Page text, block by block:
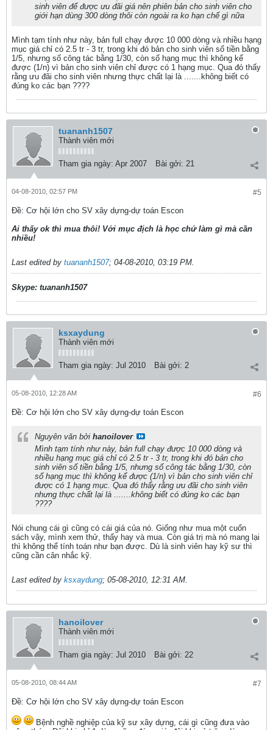
sinh viên để được ưu đãi giá nên phiên bản cho sinh viên cho
giới hạn dùng 300 dòng thôi còn ngoài ra ko hạn chế gì nữa
Mình tạm tính như này, bản full chạy được 10 000 dòng và nhiều hạng
mục giá chỉ có 2.5 tr - 3 tr, trong khi đó bản cho sinh viên số tiền bằng
1/5, nhưng số công tác bằng 1/30, còn số hạng mục thì không kể
được (1/n) vì bản cho sinh viên chỉ được có 1 hạng mục. Qua đó thấy
rằng ưu đãi cho sinh viên nhưng thực chất lại là .......không biết có
đúng ko các bạn ????
tuananh1507
Thành viên mới
Tham gia ngày: Apr 2007 Bài gởi: 21
#5
04-08-2010, 02:57 PM
Ðề: Cơ hội lớn cho SV xây dựng-dự toán Escon
Ai thấy ok thì mua thôi! Với mục địch là học chứ làm gì mà cần
nhiều!
Last edited by tuananh1507; 04-08-2010, 03:19 PM.
Skype: tuananh1507
ksxaydung
Thành viên mới
Tham gia ngày: Jul 2010 Bài gởi: 2
#6
05-08-2010, 12:28 AM
Ðề: Cơ hội lớn cho SV xây dựng-dự toán Escon
Nguyên văn bởi hanoilover
Mình tạm tính như này, bản full chạy được 10 000 dòng và
nhiều hạng mục giá chỉ có 2.5 tr - 3 tr, trong khi đó bản cho
sinh viên số tiền bằng 1/5, nhưng số công tác bằng 1/30, còn
số hạng mục thì không kể được (1/n) vì bản cho sinh viên chỉ
được có 1 hạng mục. Qua đó thấy rằng ưu đãi cho sinh viên
nhưng thực chất lại là .......không biết có đúng ko các bạn
????
Nói chung cái gì cũng có cái giá của nó. Giống như mua một cuốn
sách vậy, mình xem thử, thấy hay và mua. Còn giá trị mà nó mang lại
thì không thể tính toán như bạn được. Dù là sinh viên hay kỹ sư thì
cũng cần cân nhắc kỹ.
Last edited by ksxaydung; 05-08-2010, 12:31 AM.
hanoilover
Thành viên mới
Tham gia ngày: Jul 2010 Bài gởi: 22
#7
05-08-2010, 08:44 AM
Ðề: Cơ hội lớn cho SV xây dựng-dự toán Escon
Bệnh nghề nghiệp của kỹ sư xây dựng, cái gì cũng đưa vào